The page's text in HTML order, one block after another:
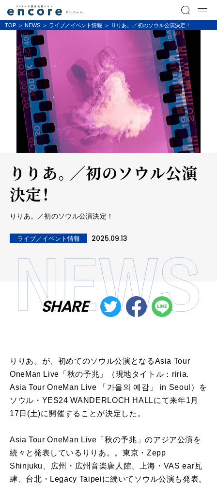
TOP NEWS ライブ／イベント情報 りりあ。／初のソウル公演決定！
りりあ。／初のソウル公演
決定！
りりあ。／初のソウル公演決定！
ライブ／イベント情報 2025.09.13
SHARE
りりあ。が、初めてのソウル公演となるAsia Tour
OneMan Live「秋の予兆」（現地タイトル：riria.
Asia Tour OneMan Live 「가을의 예감」 in Seoul）を
ソウル・YES24 WANDERLOCH HALLにて来年1月
17日(土)に開催することが決定した。
Asia Tour OneMan Live「秋の予兆」のアジア公演を
続々と発表しているりりあ。。東京・Zepp
Shinjuku、広州・広州音楽唐人館、上海・VAS ear瓦
肆、台北・Legacy Taipeiに続いてソウル公演も発表。